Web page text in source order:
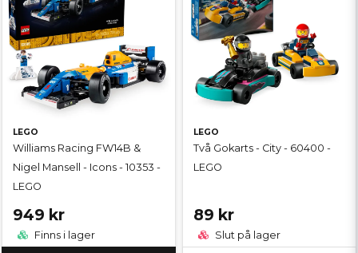
LEGO
Williams Racing FW14B &
Nigel Mansell - Icons - 10353 -
LEGO
949 kr
Finns i lager
LEGO
Två Gokarts - City - 60400 -
LEGO
89 kr
Slut på lager